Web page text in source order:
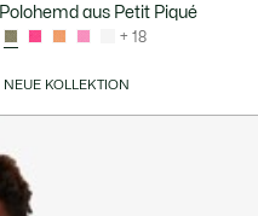
Polohemd aus Petit Piqué
+ 18
NEUE KOLLEKTION